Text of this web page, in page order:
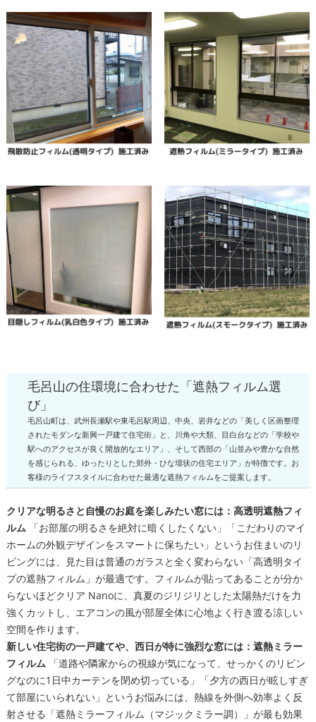
毛呂山の住環境に合わせた「遮熱フィルム選
び」
毛呂山町は、武州長瀬駅や東毛呂駅周辺、中央、岩井などの「美しく区画整理
されたモダンな新興一戸建て住宅街」と、川角や大類、目白台などの「学校や
駅へのアクセスが良く開放的なエリア」、そして西部の「山並みや豊かな自然
を感じられる、ゆったりとした郊外・ひな壇状の住宅エリア」が特徴です。お
客様のライフスタイルに合わせた最適な遮熱フィルムをご提案します。
クリアな明るさと自慢のお庭を楽しみたい窓には：高透明遮熱フィ
ルム「お部屋の明るさを絶対に暗くしたくない」「こだわりのマイ
ホームの外観デザインをスマートに保ちたい」というお住まいのリ
ビングには、見た目は普通のガラスと全く変わらない「高透明タイ
プの遮熱フィルム」が最適です。フィルムが貼ってあることが分か
らないほどクリア Nanoに、真夏のジリジリとした太陽熱だけを力
強くカットし、エアコンの風が部屋全体に心地よく行き渡る涼しい
空間を作ります。
新しい住宅街の一戸建てや、西日が特に強烈な窓には：遮熱ミラー
フィルム「道路や隣家からの視線が気になって、せっかくのリビン
グなのに1日中カーテンを閉め切っている」「夕方の西日が眩しすぎ
て部屋にいられない」というお悩みには、熱線を外側へ効率よく反
射させる「遮熱ミラーフィルム（マジックミラー調）」が最も効果